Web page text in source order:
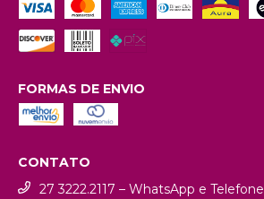
FORMAS DE ENVIO
CONTATO
27 3222.2117 – WhatsApp e Telefone